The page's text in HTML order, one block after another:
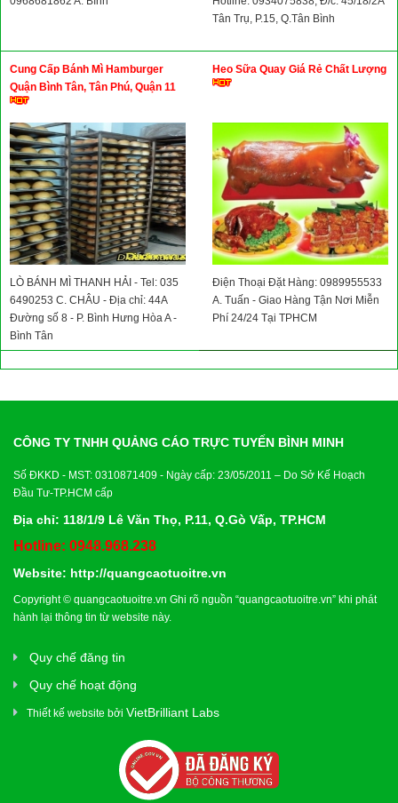
Tân Trụ, P.15, Q.Tân Bình
Cung Cấp Bánh Mì Hamburger
Quận Bình Tân, Tân Phú, Quận 11
LÒ BÁNH MÌ THANH HẢI - Tel: 035
6490253 C. CHÂU - Địa chỉ: 44A
Đường số 8 - P. Bình Hưng Hòa A -
Bình Tân
Heo Sữa Quay Giá Rẻ Chất Lượng
Điện Thoại Đặt Hàng: 0989955533
A. Tuấn - Giao Hàng Tận Nơi Miễn
Phí 24/24 Tại TPHCM
CÔNG TY TNHH QUẢNG CÁO TRỰC TUYẾN BÌNH MINH
Số ĐKKD - MST: 0310871409 - Ngày cấp: 23/05/2011 – Do Sở Kế Hoạch
Đầu Tư-TP.HCM cấp
Địa chỉ: 118/1/9 Lê Văn Thọ, P.11, Q.Gò Vấp, TP.HCM
Hotline: 0948.968.238
Website: http://quangcaotuoitre.vn
Copyright © quangcaotuoitre.vn Ghi rõ nguồn “quangcaotuoitre.vn” khi phát
hành lại thông tin từ website này.
Quy chế đăng tin
Quy chế hoạt động
Thiết kế website bởi VietBrilliant Labs